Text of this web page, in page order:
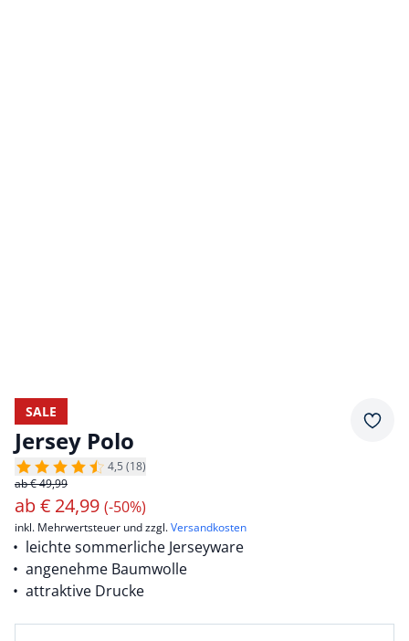
SALE
Jersey Polo
4,5 (18)
ab € 49,99
ab€ 24,99 (-50%)
inkl. Mehrwertsteuer und zzgl.Versandkosten
leichte sommerliche Jerseyware
angenehme Baumwolle
attraktive Drucke